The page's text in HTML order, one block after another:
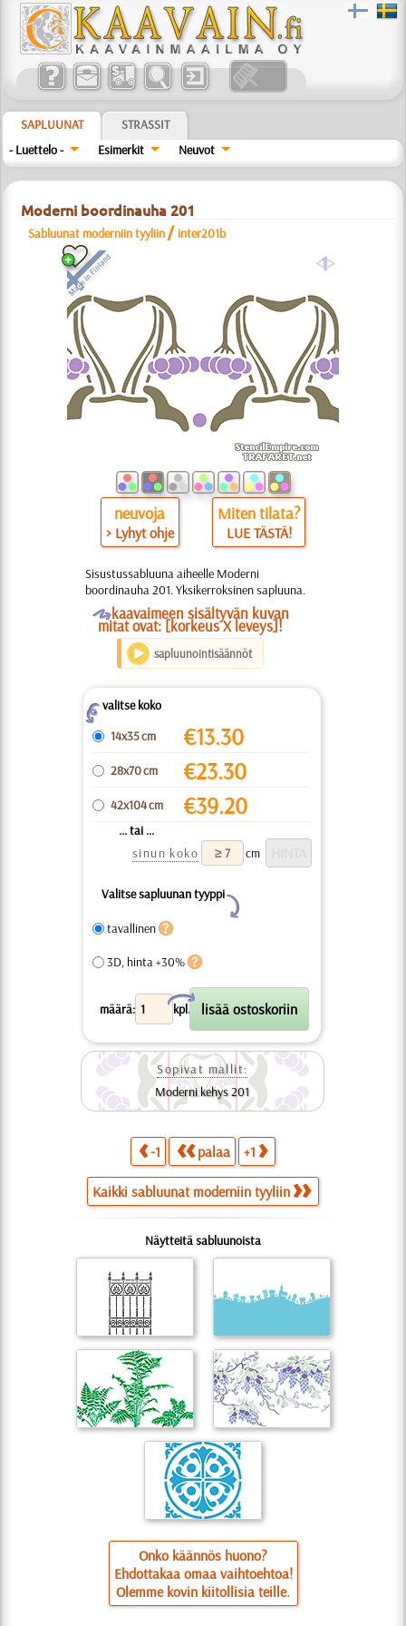
SAPLUUNAT
STRASSIT
- Luettelo -
Esimerkit Neuvot
Moderni boordinauha 201
Sabluunat moderniin tyyliin / inter201b
a
neuvoja
> Lyhyt ohje
Miten tilata?
LUE TÄSTÄ!
Sisustussabluuna aiheelle Moderni
boordinauha 201. Yksikerroksinen sapluuna.
Okaavaimeen sisältyvän kuvan
mitat ovat: [korkeus X leveys]!
sapluunointisäännöt
Zvalitse koko
14x35 cm
€13.30
28x70 cm €23.30
42x104 cm €39.20
... tai ...
sinun koko
cm
Valitse sapluunan tyyppi
Y
tavallinen
3D, hinta +30%
määrä: kpl.
X
Sopivat mallit:
Moderni kehys 201
-1 palaa +1
Kaikki sabluunat moderniin tyyliin
Näytteitä sabluunoista
Onko käännös huono?
Ehdottakaa omaa vaihtoehtoa!
Olemme kovin kiitollisia teille.